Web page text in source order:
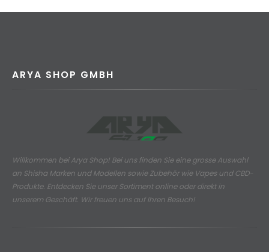
ARYA SHOP GMBH
Willkommen bei Arya Shop! Bei uns finden Sie eine grosse Auswahl
an Shisha Marken und Modellen sowie Zubehör wie Vapes und CBD-
Produkte. Entdecken Sie unser Sortiment online oder direkt in
unserem Geschäft. Wir freuen uns auf Ihren Besuch!